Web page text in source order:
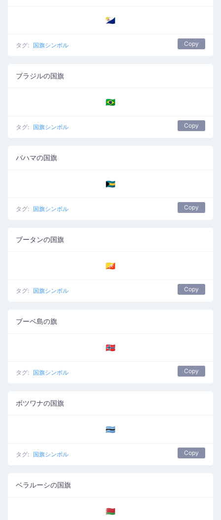
🇧🇶
タグ: 国旗シンボル Copy
ブラジルの国旗
🇧🇷
タグ: 国旗シンボル Copy
バハマの国旗
🇧🇸
タグ: 国旗シンボル Copy
ブータンの国旗
🇧🇹
タグ: 国旗シンボル Copy
ブーベ島の旗
🇧🇻
タグ: 国旗シンボル Copy
ボツワナの国旗
🇧🇼
タグ: 国旗シンボル Copy
ベラルーシの国旗
🇧🇾